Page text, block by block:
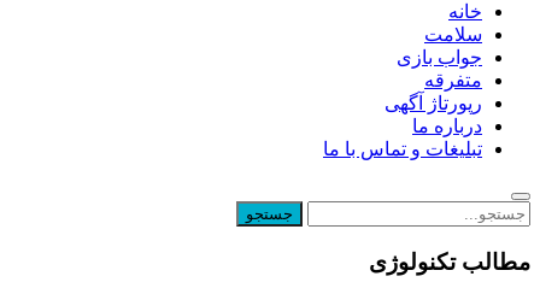
خانه
سلامت
جواب بازی
متفرقه
رپورتاژ آگهی
درباره ما
تبلیغات و تماس با ما
مطالب تکنولوژی